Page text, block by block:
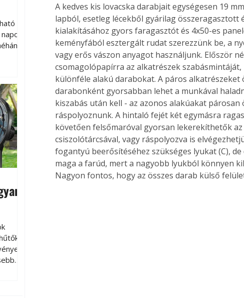
a
és a
is
A kedves kis lovacska darabjait egységesen 19
lapból, esetleg lécekből gyárilag
kialakításához gyors faragasztót és 4x50-es
keményfából esztergált rudat szerezzünk be, a
vagy erős vászon anyagot használjunk. Először
csomagolópapírra az alkatrészek
különféle alakú darabokat. A páros alkatrészeket
darabonként gyorsabban lehet a munkával
kiszabás után kell - az azonos alakúakat
ráspolyoznunk. A hintaló fejét két egymásra
követően felsőmaróval gyorsan lekerekíthetők
csiszolótárcsával, vagy ráspolyozva is
fogantyú beerősítéséhez szükséges lyukat (C),
maga a farúd, mert a nagyobb lyukból könnyen
Nagyon fontos, hogy az összes darab külső